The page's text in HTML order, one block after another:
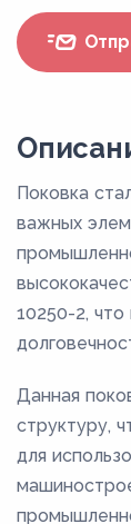
Поковка
важных
10250-2, что
Данная
структуру,
для